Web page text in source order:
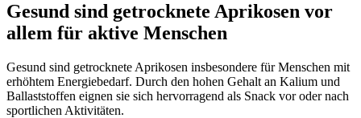
Gesund sind getrocknete Aprikosen vor
allem für aktive Menschen
Gesund sind getrocknete Aprikosen insbesondere für Menschen mit
erhöhtem Energiebedarf. Durch den hohen Gehalt an Kalium und
Ballaststoffen eignen sie sich hervorragend als Snack vor oder nach
sportlichen Aktivitäten.